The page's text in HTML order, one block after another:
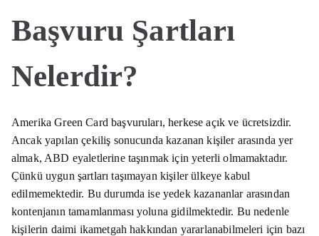
Başvuru Şartları
Nelerdir?
Amerika Green Card başvuruları, herkese açık ve ücretsizdir.
Ancak yapılan çekiliş sonucunda kazanan kişiler arasında yer
almak, ABD eyaletlerine taşınmak için yeterli olmamaktadır.
Çünkü uygun şartları taşımayan kişiler ülkeye kabul
edilmemektedir. Bu durumda ise yedek kazananlar arasından
kontenjanın tamamlanması yoluna gidilmektedir. Bu nedenle
kişilerin daimi ikametgah hakkından yararlanabilmeleri için bazı